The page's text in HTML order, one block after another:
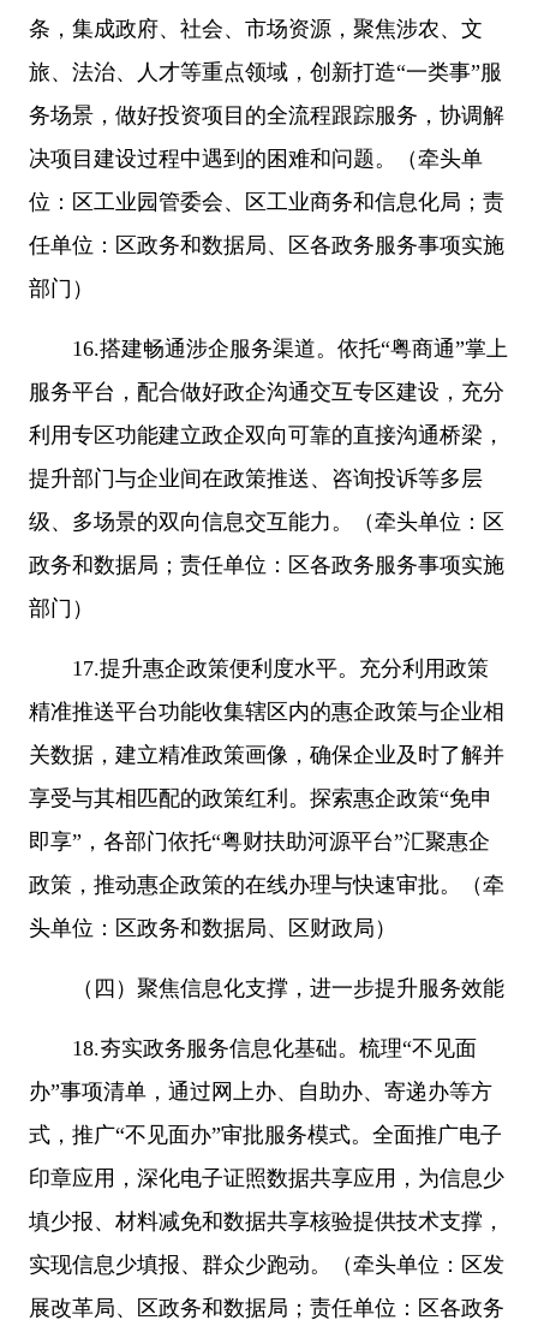
条，集成政府、社会、市场资源，聚焦涉农、文
旅、法治、人才等重点领域，创新打造“一类事”服
务场景，做好投资项目的全流程跟踪服务，协调解
决项目建设过程中遇到的困难和问题。（牵头单
位：区工业园管委会、区工业商务和信息化局；责
任单位：区政务和数据局、区各政务服务事项实施
部门）
16.搭建畅通涉企服务渠道。依托“粤商通”掌上
服务平台，配合做好政企沟通交互专区建设，充分
利用专区功能建立政企双向可靠的直接沟通桥梁，
提升部门与企业间在政策推送、咨询投诉等多层
级、多场景的双向信息交互能力。（牵头单位：区
政务和数据局；责任单位：区各政务服务事项实施
部门）
17.提升惠企政策便利度水平。充分利用政策
精准推送平台功能收集辖区内的惠企政策与企业相
关数据，建立精准政策画像，确保企业及时了解并
享受与其相匹配的政策红利。探索惠企政策“免申
即享”，各部门依托“粤财扶助河源平台”汇聚惠企
政策，推动惠企政策的在线办理与快速审批。（牵
头单位：区政务和数据局、区财政局）
（四）聚焦信息化支撑，进一步提升服务效能
18.夯实政务服务信息化基础。梳理“不见面
办”事项清单，通过网上办、自助办、寄递办等方
式，推广“不见面办”审批服务模式。全面推广电子
印章应用，深化电子证照数据共享应用，为信息少
填少报、材料减免和数据共享核验提供技术支撑，
实现信息少填报、群众少跑动。（牵头单位：区发
展改革局、区政务和数据局；责任单位：区各政务